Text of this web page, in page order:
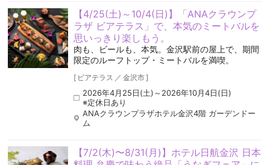
【4/25(土)～10/4(日)】「ANAクラウンプ
ラザ ビアテラス」で、本気のミートバルを
思いっきり楽しもう。
肉も、ビールも、本気。金沢駅前の屋上で、期間
限定のルーフトップ・ミートバルを満喫。
[ ビアテラス ／ 金沢市]
2026年4月25日(土)～2026年10月4日(日)
※定休日あり
ANAクラウンプラザホテル金沢4階 ガーデンドー
ム
【7/2(木)〜8/31(月)】ホテル日航金沢 日本